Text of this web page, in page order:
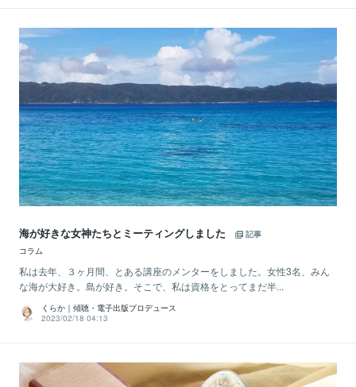
海が好きな女神たちとミーティングしました
記事
コラム
私は去年、３ヶ月間、とある講座のメンターをしました。女性3名、みん
な海が大好き。島が好き。そこで、私は資格をとってまだ半...
くらか｜傾聴・電子出版プロデュース
2023/02/18 04:13